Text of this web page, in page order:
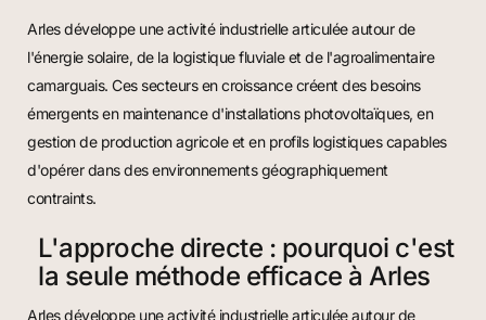
Arles développe une activité industrielle articulée autour de
l'énergie solaire, de la logistique fluviale et de l'agroalimentaire
camarguais. Ces secteurs en croissance créent des besoins
émergents en maintenance d'installations photovoltaïques, en
gestion de production agricole et en profils logistiques capables
d'opérer dans des environnements géographiquement
contraints.
L'approche directe : pourquoi c'est
la seule méthode efficace à Arles
Arles développe une activité industrielle articulée autour de